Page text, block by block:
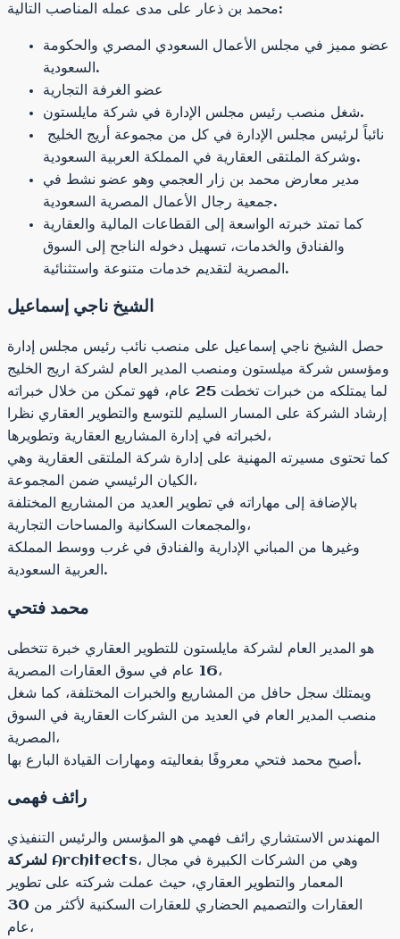
محمد بن ذعار على مدى عمله المناصب التالية:
عضو مميز في مجلس الأعمال السعودي المصري والحكومة
السعودية.
عضو الغرفة التجارية
شغل منصب رئيس مجلس الإدارة في شركة مايلستون.
وشركة الملتقى العقارية في المملكة العربية السعودية.
مدير معارض محمد بن زار العجمي وهو عضو نشط في
جمعية رجال الأعمال المصرية السعودية.
كما تمتد خبرته الواسعة إلى القطاعات المالية والعقارية
والفنادق والخدمات، تسهيل دخوله الناجح إلى السوق
المصرية لتقديم خدمات متنوعة واستثنائية.
الشيخ ناجي إسماعيل
حصل الشيخ ناجي إسماعيل على منصب نائب رئيس مجلس إدارة
ومؤسس شركة ميلستون ومنصب المدير العام لشركة اريج الخليج
لما يمتلكه من خبرات تخطت 25 عام، فهو تمكن من خلال خبراته
إرشاد الشركة على المسار السليم للتوسع والتطوير العقاري نظرا
لخبراته في إدارة المشاريع العقارية وتطويرها،
كما تحتوى مسيرته المهنية على إدارة شركة الملتقى العقارية وهي
الكيان الرئيسي ضمن المجموعة،
بالإضافة إلى مهاراته في تطوير العديد من المشاريع المختلفة
والمجمعات السكانية والمساحات التجارية،
وغيرها من المباني الإدارية والفنادق في غرب ووسط المملكة
العربية السعودية.
هو المدير العام لشركة مايلستون للتطوير العقاري خبرة تتخطى
16 عام في سوق العقارات المصرية،
ويمتلك سجل حافل من المشاريع والخبرات المختلفة، كما شغل
منصب المدير العام في العديد من الشركات العقارية في السوق
المصرية،
أصبح محمد فتحي معروفًا بفعاليته ومهارات القيادة البارع بها.
رائف فهمى
المهندس الاستشاري رائف فهمي هو المؤسس والرئيس التنفيذي
Architects، وهي من الشركات الكبيرة في مجال
المعمار والتطوير العقاري، حيث عملت شركته على تطوير
العقارات والتصميم الحضاري للعقارات السكنية لأكثر من 30
عام،